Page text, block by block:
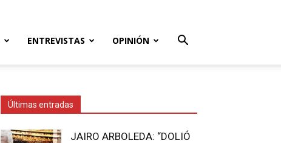
ENTREVISTAS OPINIÓN
Últimas entradas
JAIRO ARBOLEDA: “DOLIÓ